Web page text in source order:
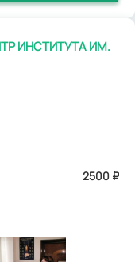
ИНСТИТУТА ИМ.
2500 ₽